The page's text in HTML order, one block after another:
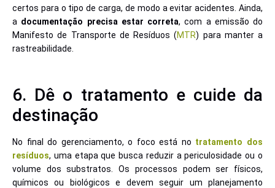
certos para o tipo de carga, de modo a evitar acidentes. Ainda,
a documentação precisa estar correta, com a emissão do
Manifesto de Transporte de Resíduos (MTR) para manter a
rastreabilidade.
6. Dê o tratamento e cuide da
destinação
No final do gerenciamento, o foco está no tratamento dos
resíduos, uma etapa que busca reduzir a periculosidade ou o
volume dos substratos. Os processos podem ser físicos,
químicos ou biológicos e devem seguir um planejamento